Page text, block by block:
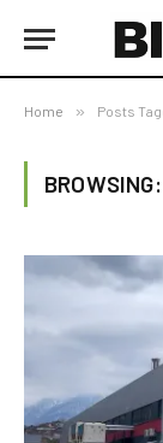
Home » Posts
BROWSING: